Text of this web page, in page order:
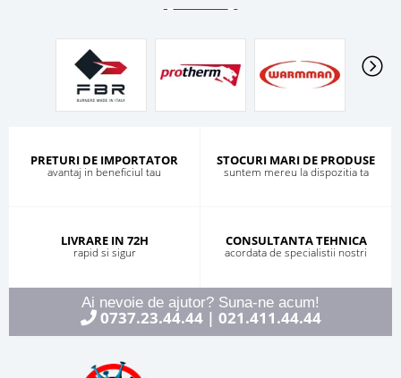
PRETURI DE IMPORTATOR
avantaj in beneficiul tau
STOCURI MARI DE PRODUSE
suntem mereu la dispozitia ta
LIVRARE IN 72H
rapid si sigur
CONSULTANTA TEHNICA
acordata de specialistii nostri
Ai nevoie de ajutor? Suna-ne acum!
0737.23.44.44| 021.411.44.44